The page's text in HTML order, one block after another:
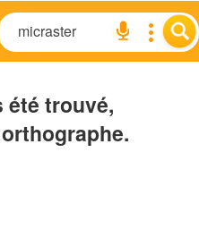
été trouvé,